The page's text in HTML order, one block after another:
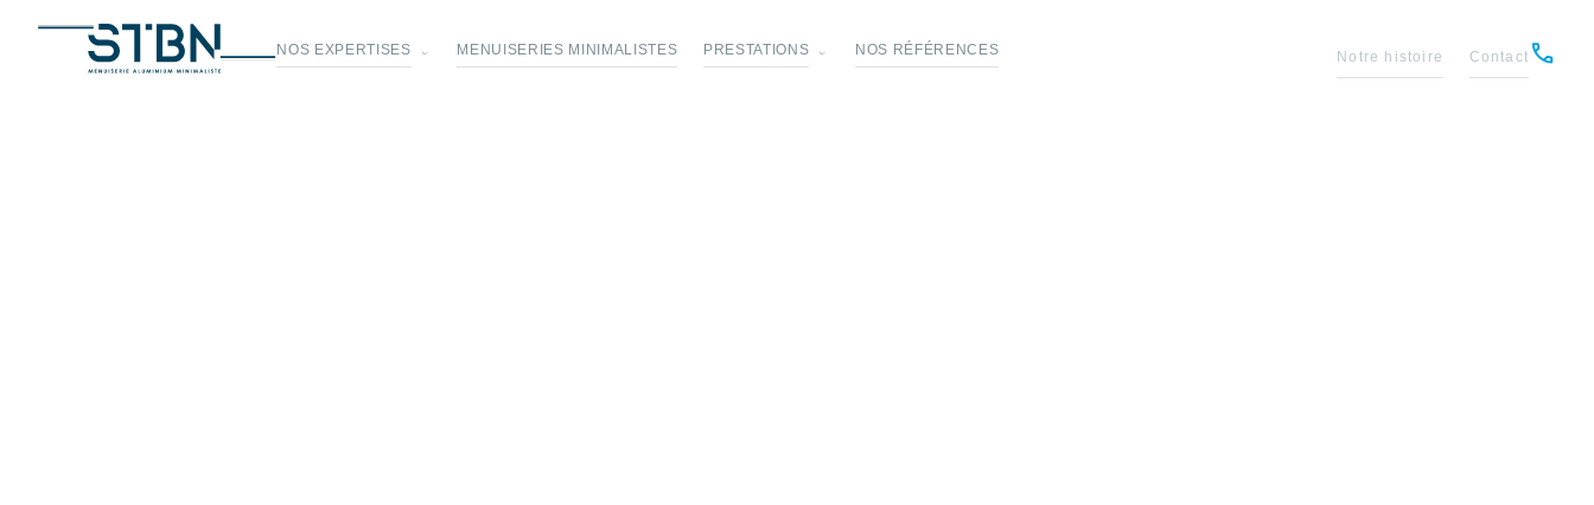
NOS EXPERTISES MENUISERIES MINIMALISTES PRESTATIONS NOS RÉFÉRENCES Notre histoire Contact